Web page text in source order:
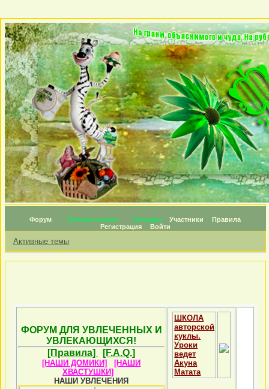
Форум Личные топики Награды Участники
Правила
Регистрация
Войти
Активные темы
ФОРУМ ДЛЯ УВЛЕЧЕННЫХ И
УВЛЕКАЮЩИХСЯ!
[Правила]
[F.A.Q.]
[НАШИ ДОМИКИ]
[НАШИ
ХВАСТУШКИ]
НАШИ УВЛЕЧЕНИЯ
ШКОЛА
авторской
куклы.
Уроки
ведет
Акуна
Матата